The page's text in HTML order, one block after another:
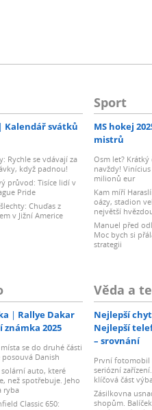
Kalendář svátků
Rychle se vdávají za
když padnou!
průvod: Tisíce lidí v
Pride
Chuďas z
v Jižní Americe
Sport
MS hokej
mistrů
Osm let? Krátký
navždy!
milionů eur
Kam míří
oázy, stadion
největší
Manuel před
Moc bych si
strategii
Rallye Dakar
známka 2025
se do druhé části
Danish
auto, které
než spotřebuje. Jeho
ryba
Classic 650:
Věda a
Nejlepší
Nejlepší
– srovnání
První fotomobil
seriózní
klíčová část
Zásilkovna
shopům.